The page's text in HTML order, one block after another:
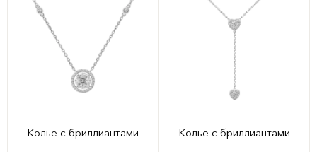
Колье с бриллиантами Колье с бриллиантами